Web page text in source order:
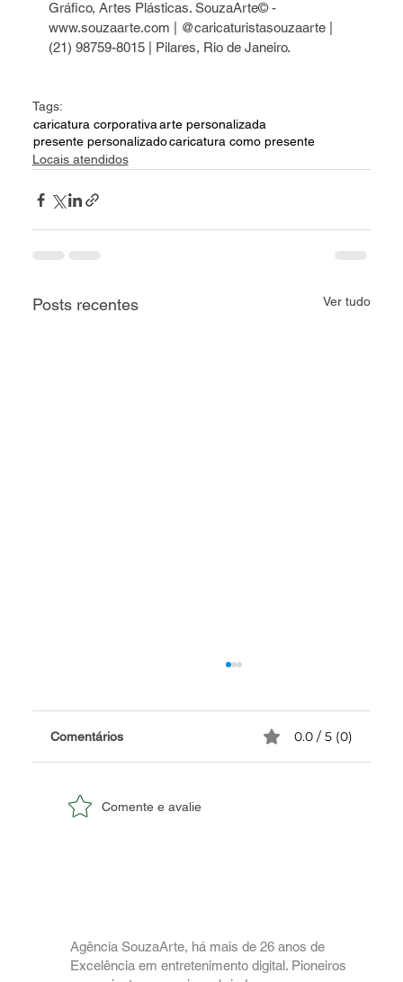
Gráfico, Artes Plásticas. SouzaArte© -
www.souzaarte.com | @caricaturistasouzaarte |
(21) 98759-8015 | Pilares, Rio de Janeiro.
Tags:
caricatura corporativaarte personalizada
presente personalizadocaricatura como presente
Locais atendidos
Posts recentes Ver tudo
Comentários 0.0 / 5 (0)
Comente e avalie
Agência SouzaArte, há mais de 26 anos de
Excelência em entretenimento digital. Pioneiros